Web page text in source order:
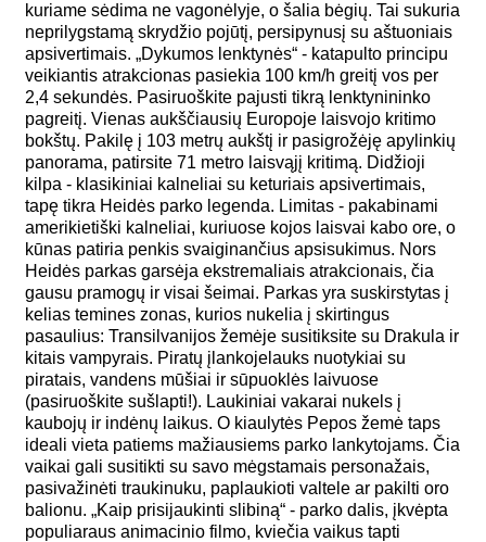
kuriame sėdima ne vagonėlyje, o šalia bėgių. Tai sukuria
neprilygstamą skrydžio pojūtį, persipynusį su aštuoniais
apsivertimais. „Dykumos lenktynės“ - katapulto principu
veikiantis atrakcionas pasiekia 100 km/h greitį vos per
2,4 sekundės. Pasiruoškite pajusti tikrą lenktynininko
pagreitį. Vienas aukščiausių Europoje laisvojo kritimo
bokštų. Pakilę į 103 metrų aukštį ir pasigrožėję apylinkių
panorama, patirsite 71 metro laisvąjį kritimą. Didžioji
kilpa - klasikiniai kalneliai su keturiais apsivertimais,
tapę tikra Heidės parko legenda. Limitas - pakabinami
amerikietiški kalneliai, kuriuose kojos laisvai kabo ore, o
kūnas patiria penkis svaiginančius apsisukimus. Nors
Heidės parkas garsėja ekstremaliais atrakcionais, čia
gausu pramogų ir visai šeimai. Parkas yra suskirstytas į
kelias temines zonas, kurios nukelia į skirtingus
pasaulius: Transilvanijos žemėje susitiksite su Drakula ir
kitais vampyrais. Piratų įlankojelauks nuotykiai su
piratais, vandens mūšiai ir sūpuoklės laivuose
(pasiruoškite sušlapti!). Laukiniai vakarai nukels į
kaubojų ir indėnų laikus. O kiaulytės Pepos žemė taps
ideali vieta patiems mažiausiems parko lankytojams. Čia
vaikai gali susitikti su savo mėgstamais personažais,
pasivažinėti traukinuku, paplaukioti valtele ar pakilti oro
balionu. „Kaip prisijaukinti slibiną“ - parko dalis, įkvėpta
populiaraus animacinio filmo, kviečia vaikus tapti